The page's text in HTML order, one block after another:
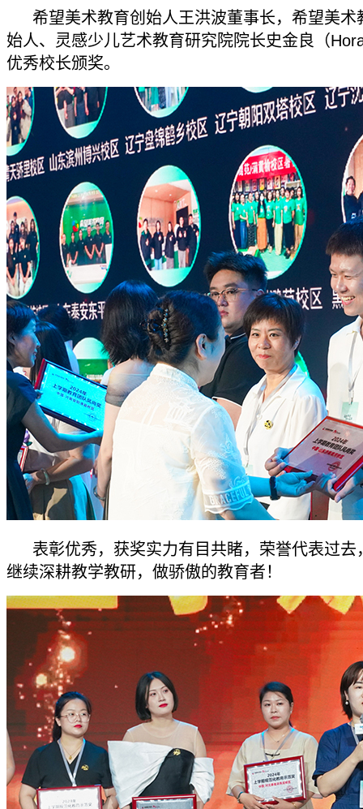
希望美术教育创始人王洪波董事长，希望美术
始人、灵感少儿艺术教育研究院院长史金良（
优秀校长颁奖。
表彰优秀，获奖实力有目共睹，荣誉代表过去
继续深耕教学教研，做骄傲的教育者！